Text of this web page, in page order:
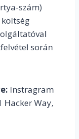
szám)
során
Instragram
Hacker Way,